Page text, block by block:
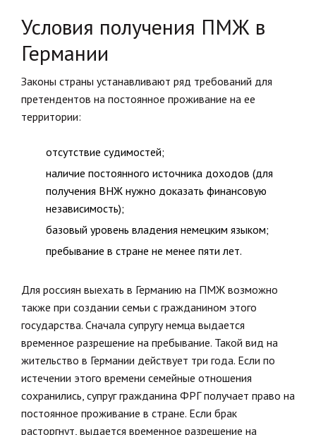
Условия получения ПМЖ в
Германии
Законы страны устанавливают ряд требований для
претендентов на постоянное проживание на ее
территории:
отсутствие судимостей;
наличие постоянного источника доходов (для
получения ВНЖ нужно доказать финансовую
независимость);
базовый уровень владения немецким языком;
пребывание в стране не менее пяти лет.
Для россиян выехать в Германию на ПМЖ возможно
также при создании семьи с гражданином этого
государства. Сначала супругу немца выдается
временное разрешение на пребывание. Такой вид на
жительство в Германии действует три года. Если по
истечении этого времени семейные отношения
сохранились, супруг гражданина ФРГ получает право на
постоянное проживание в стране. Если брак
расторгнут, выдается временное разрешение на